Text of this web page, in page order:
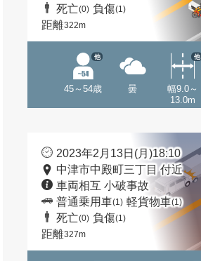
死亡(0) 負傷(1)
距離322m
45～54歳
他
曇
幅9.0～
13.0m
他
2023年2月13日(月)18:10
中津市中殿町三丁目 付近
車両相互 小破事故
普通乗用車(1) 軽貨物車(1)
死亡(0) 負傷(1)
距離327m